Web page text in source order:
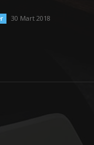
30 Mart 2018